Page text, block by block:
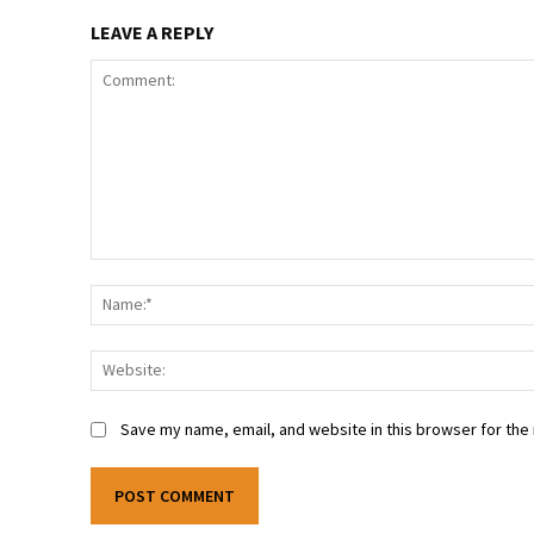
LEAVE A REPLY
Save my name, email, and website in this browser for